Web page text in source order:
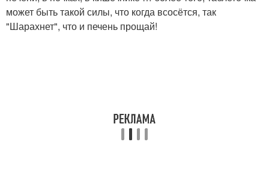
может быть такой силы, что когда всосётся, так
"Шарахнет", что и печень прощай!